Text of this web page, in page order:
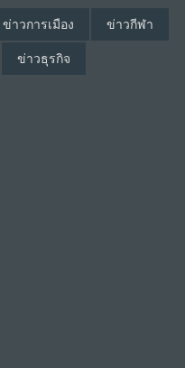
ข่าวการเมือง ข่าวกีฬา
ข่าวธุรกิจ